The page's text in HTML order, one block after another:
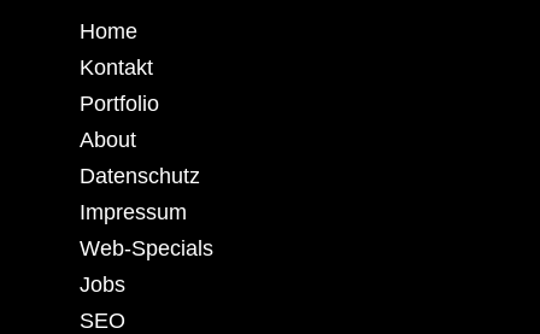
Home
Kontakt
Portfolio
About
Datenschutz
Impressum
Web-Specials
Jobs
SEO